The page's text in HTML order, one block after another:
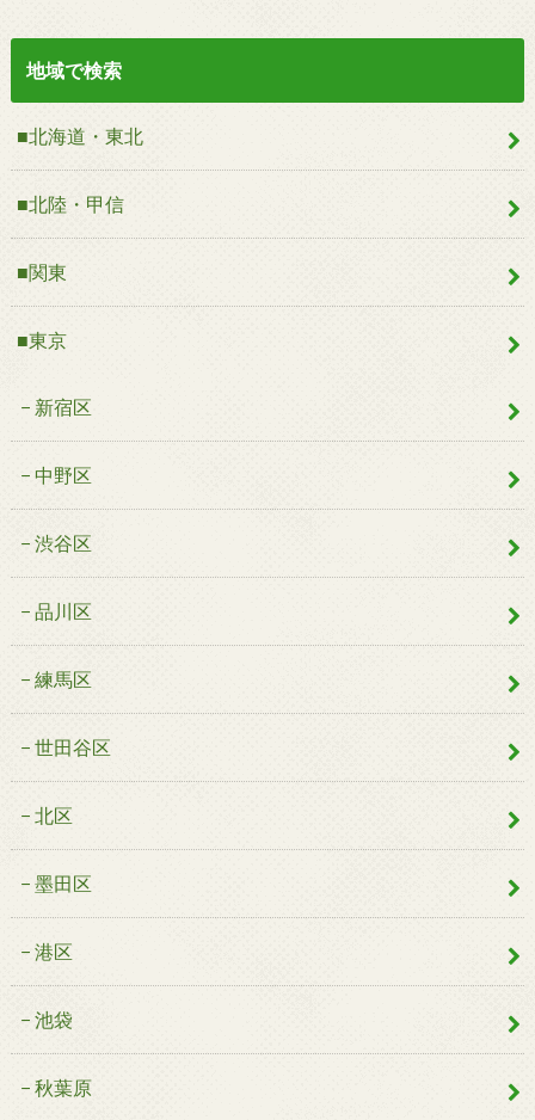
地域で検索
■北海道・東北
■北陸・甲信
■関東
■東京
新宿区
中野区
渋谷区
品川区
練馬区
世田谷区
北区
墨田区
港区
池袋
秋葉原